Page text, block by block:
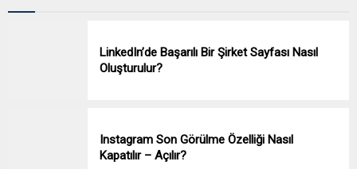
LinkedIn’de Başarılı Bir Şirket Sayfası Nasıl
Oluşturulur?
Instagram Son Görülme Özelliği Nasıl
Kapatılır – Açılır?